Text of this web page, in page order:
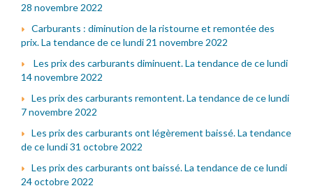
28 novembre 2022
Carburants : diminution de la ristourne et remontée des
prix. La tendance de ce lundi 21 novembre 2022
Les prix des carburants diminuent. La tendance de ce lundi
14 novembre 2022
Les prix des carburants remontent. La tendance de ce lundi
7 novembre 2022
Les prix des carburants ont légèrement baissé. La tendance
de ce lundi 31 octobre 2022
Les prix des carburants ont baissé. La tendance de ce lundi
24 octobre 2022